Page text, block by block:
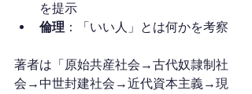
を提示
倫理 ：「いい人」とは何かを考察
著者は「原始共産社会→古代奴隷制社
会→中世封建社会→近代資本主義→現